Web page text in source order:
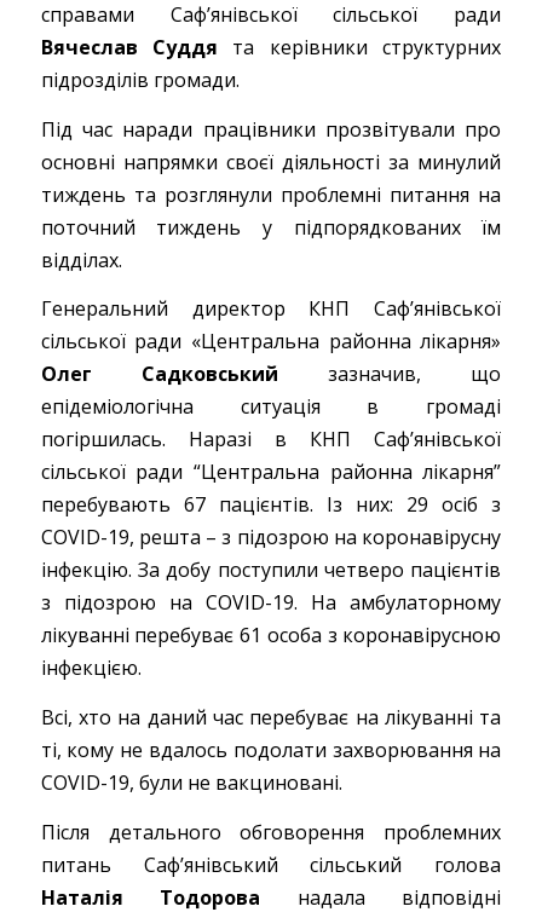
справами Саф’янівської сільської ради
Вячеслав Суддя та керівники структурних
підрозділів громади.
Під час наради працівники прозвітували про
основні напрямки своєї діяльності за минулий
тиждень та розглянули проблемні питання на
поточний тиждень у підпорядкованих їм
відділах.
Генеральний директор КНП Саф’янівської
сільської ради «Центральна районна лікарня»
Олег Садковський зазначив, що
епідеміологічна ситуація в громаді
погіршилась. Наразі в КНП Саф’янівської
сільської ради “Центральна районна лікарня”
перебувають 67 пацієнтів. Із них: 29 осіб з
COVID-19, решта – з підозрою на коронавірусну
інфекцію. За добу поступили четверо пацієнтів
з підозрою на COVID-19. На амбулаторному
лікуванні перебуває 61 особа з коронавірусною
інфекцією.
Всі, хто на даний час перебуває на лікуванні та
ті, кому не вдалось подолати захворювання на
COVID-19, були не вакциновані.
Після детального обговорення проблемних
питань Саф’янівський сільський голова
Наталія Тодорова надала відповідні